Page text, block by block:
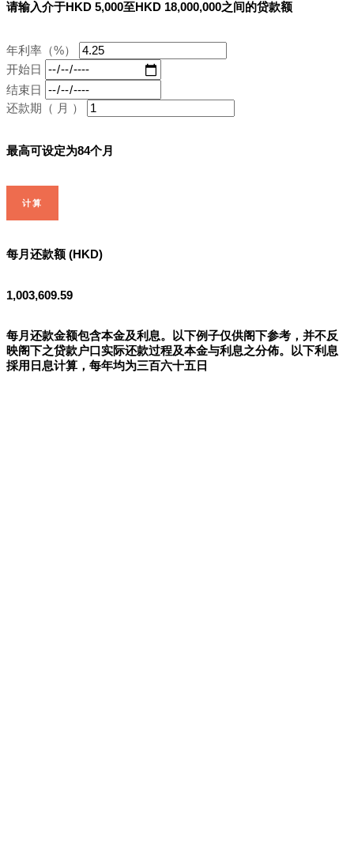
请输入介于HKD 5,000至HKD 18,000,000之间的贷款额
年利率（%）
开始日
结束日
还款期（ 月 ）
最高可设定为84个月
计算
每月还款额 (HKD)
1,003,609.59
每月还款金额包含本金及利息。以下例子仅供阁下参考，并不反
映阁下之贷款户口实际还款过程及本金与利息之分佈。以下利息
採用日息计算，每年均为三百六十五日